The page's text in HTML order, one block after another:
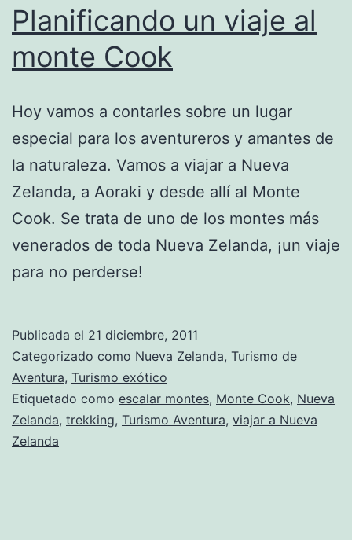
Planificando un viaje al
monte Cook
Hoy vamos a contarles sobre un lugar
especial para los aventureros y amantes de
la naturaleza. Vamos a viajar a Nueva
Zelanda, a Aoraki y desde allí al Monte
Cook. Se trata de uno de los montes más
venerados de toda Nueva Zelanda, ¡un viaje
para no perderse!
Publicada el 21 diciembre, 2011
Categorizado como Nueva Zelanda, Turismo de
Aventura, Turismo exótico
Etiquetado como escalar montes, Monte Cook, Nueva
Zelanda, trekking, Turismo Aventura, viajar a Nueva
Zelanda